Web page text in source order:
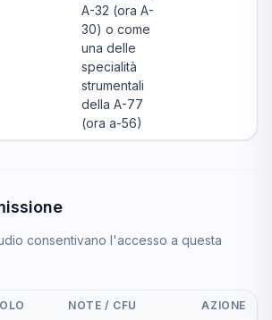
A-32 (ora A-
30) o come
una delle
specialità
strumentali
della A-77
(ora a-56)
consentivano l'accesso a questa
NOTE / CFU AZIONE